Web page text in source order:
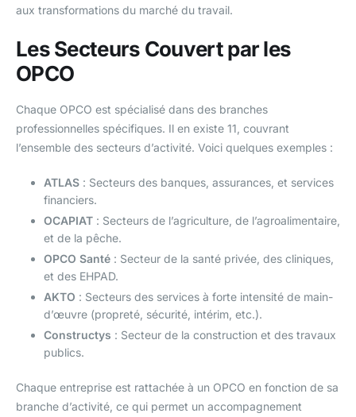
aux transformations du marché du travail.
Les Secteurs Couvert par les
OPCO
Chaque OPCO est spécialisé dans des branches
professionnelles spécifiques. Il en existe 11, couvrant
l’ensemble des secteurs d’activité. Voici quelques exemples :
ATLAS : Secteurs des banques, assurances, et services
financiers.
OCAPIAT : Secteurs de l’agriculture, de l’agroalimentaire,
et de la pêche.
OPCO Santé : Secteur de la santé privée, des cliniques,
et des EHPAD.
AKTO : Secteurs des services à forte intensité de main-
d’œuvre (propreté, sécurité, intérim, etc.).
Constructys : Secteur de la construction et des travaux
publics.
Chaque entreprise est rattachée à un OPCO en fonction de sa
branche d’activité, ce qui permet un accompagnement